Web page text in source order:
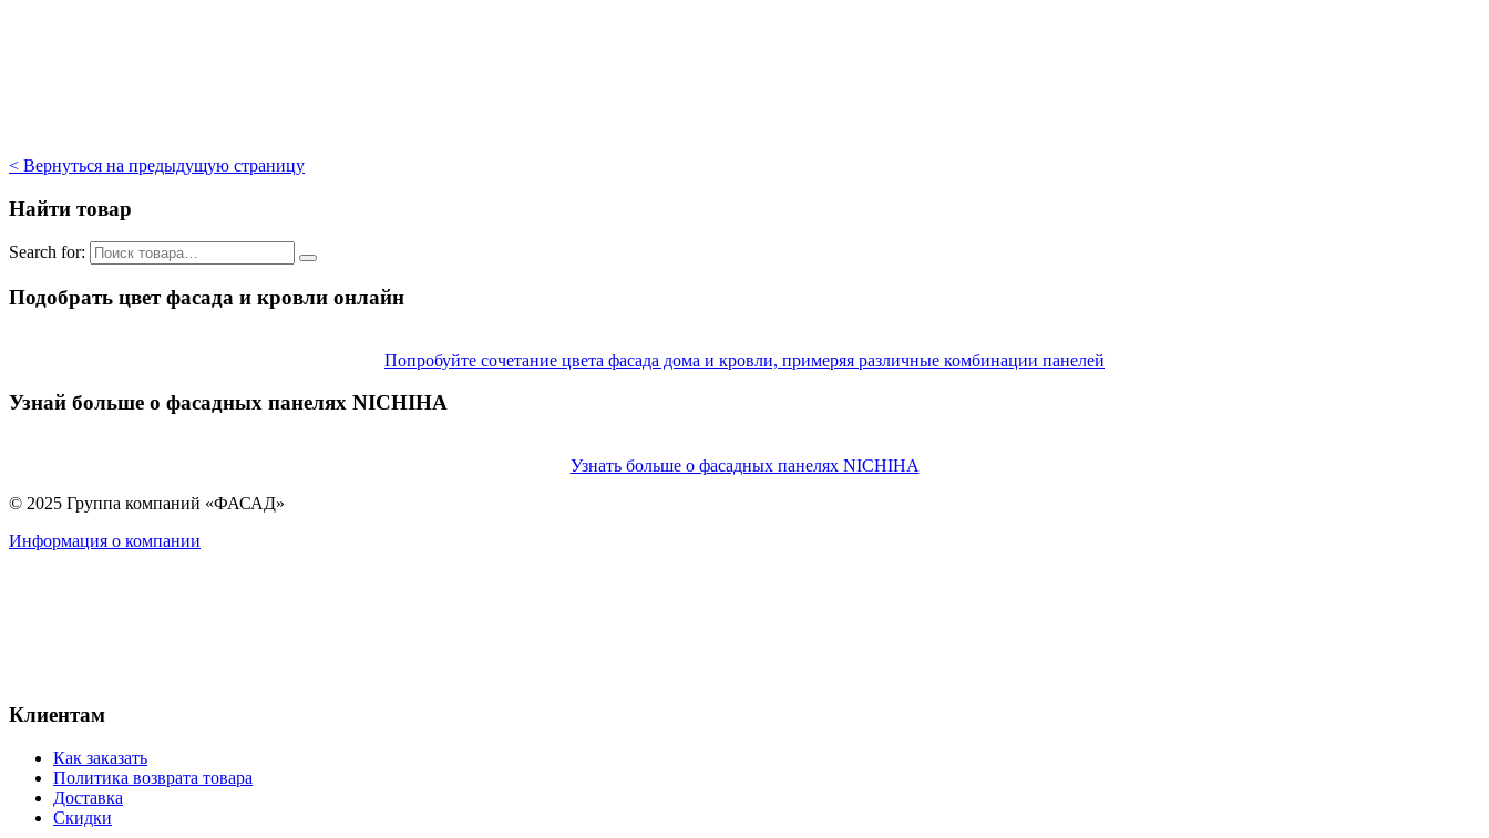
< Вернуться на предыдущую страницу
Найти товар
Search for:
Подобрать цвет фасада и кровли онлайн
Попробуйте сочетание цвета фасада дома и кровли, примеряя различные комбинации панелей
Узнай больше о фасадных панелях NICHIHA
Узнать больше о фасадных панелях NICHIHA
© 2025 Группа компаний «ФАСАД»
Информация о компании
Клиентам
Как заказать
Политика возврата товара
Доставка
Скидки